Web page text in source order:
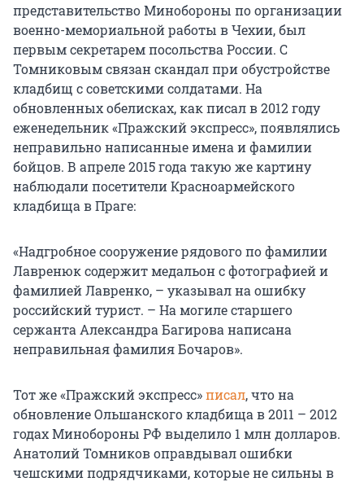
представительство Минобороны по организации
военно-мемориальной работы в Чехии, был
первым секретарем посольства России. С
Томниковым связан скандал при обустройстве
кладбищ с советскими солдатами. На
обновленных обелисках, как писал в 2012 году
еженедельник «Пражский экспресс», появлялись
неправильно написанные имена и фамилии
бойцов. В апреле 2015 года такую же картину
наблюдали посетители Красноармейского
кладбища в Праге:
«Надгробное сооружение рядового по фамилии
Лавренюк содержит медальон с фотографией и
фамилией Лавренко, – указывал на ошибку
российский турист. – На могиле старшего
сержанта Александра Багирова написана
неправильная фамилия Бочаров».
Тот же «Пражский экспресс»писал, что на
обновление Ольшанского кладбища в 2011 – 2012
годах Минобороны РФ выделило 1 млн долларов.
Анатолий Томников оправдывал ошибки
чешскими подрядчиками, которые не сильны в